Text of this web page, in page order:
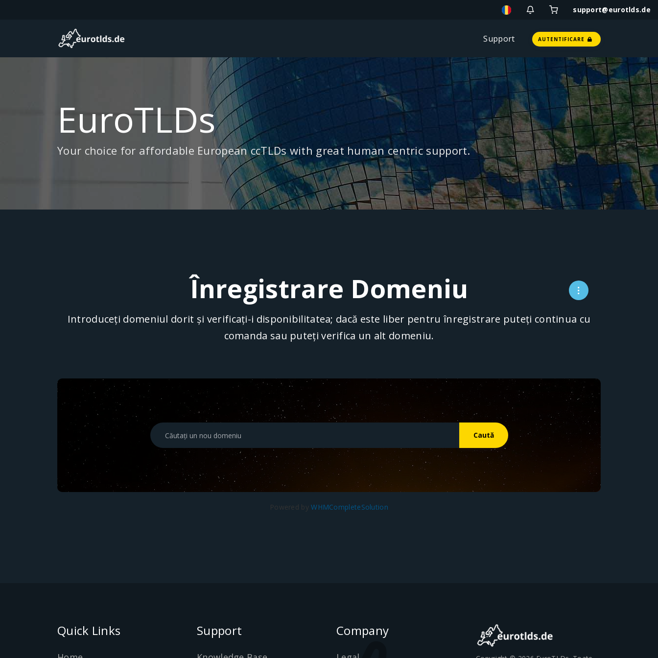
support@eurotlds.de
Support AUTENTIFICARE
EuroTLDs
Your choice for affordable European ccTLDs with great human centric support.
Înregistrare Domeniu
Introduceți domeniul dorit și verificați-i disponibilitatea; dacă este liber pentru înregistrare puteți continua cu
comanda sau puteți verifica un alt domeniu.
Caută
Powered byWHMCompleteSolution
Quick Links Support Company